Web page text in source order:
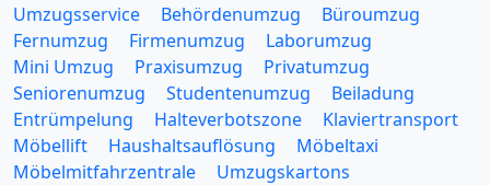
Umzugsservice Behördenumzug
Büroumzug
Fernumzug
Firmenumzug
Laborumzug
Mini Umzug
Praxisumzug
Privatumzug
Seniorenumzug
Studentenumzug
Beiladung
Entrümpelung
Halteverbotszone
Klaviertransport
Möbellift
Haushaltsauflösung
Möbeltaxi
Möbelmitfahrzentrale
Umzugskartons